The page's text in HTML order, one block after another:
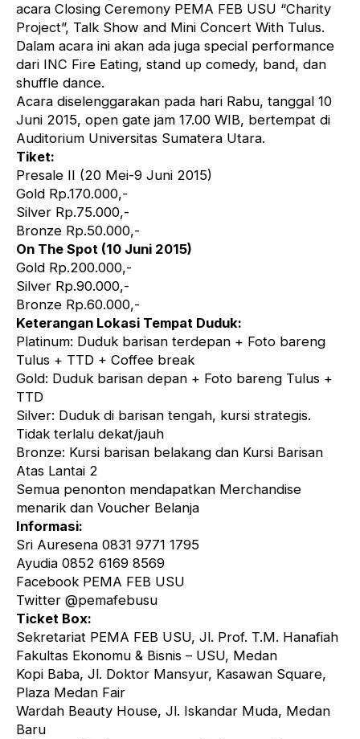
acara Closing Ceremony PEMA FEB USU “Charity
Project”, Talk Show and Mini Concert With Tulus.
Dalam acara ini akan ada juga special performance
dari INC Fire Eating, stand up comedy, band, dan
shuffle dance.
Acara diselenggarakan pada hari Rabu, tanggal 10
Juni 2015, open gate jam 17.00 WIB, bertempat di
Auditorium Universitas Sumatera Utara.
Tiket:
Presale II (20 Mei-9 Juni 2015)
Gold Rp.170.000,-
Silver Rp.75.000,-
Bronze Rp.50.000,-
On The Spot (10 Juni 2015)
Gold Rp.200.000,-
Silver Rp.90.000,-
Bronze Rp.60.000,-
Keterangan Lokasi Tempat Duduk:
Platinum: Duduk barisan terdepan + Foto bareng
Tulus + TTD + Coffee break
Gold: Duduk barisan depan + Foto bareng Tulus +
TTD
Silver: Duduk di barisan tengah, kursi strategis.
Tidak terlalu dekat/jauh
Bronze: Kursi barisan belakang dan Kursi Barisan
Atas Lantai 2
Semua penonton mendapatkan Merchandise
menarik dan Voucher Belanja
Informasi:
Sri Auresena 0831 9771 1795
Ayudia 0852 6169 8569
Facebook PEMA FEB USU
Twitter @pemafebusu
Ticket Box:
Sekretariat PEMA FEB USU, Jl. Prof. T.M. Hanafiah
Fakultas Ekonomu & Bisnis – USU, Medan
Kopi Baba, Jl. Doktor Mansyur, Kasawan Square,
Plaza Medan Fair
Wardah Beauty House, Jl. Iskandar Muda, Medan
Baru